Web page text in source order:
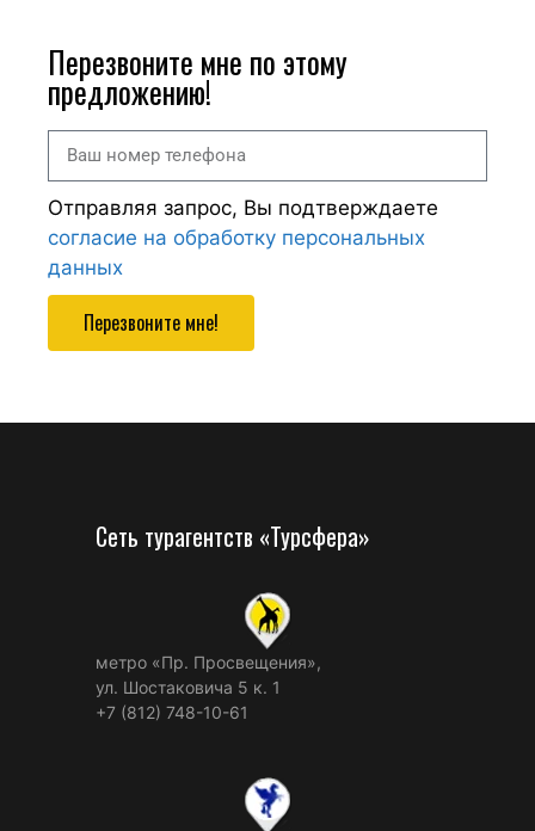
Перезвоните мне по этому
предложению!
Отправляя запрос, Вы подтверждаете
согласие на обработку персональных
данных
Перезвоните мне!
Сеть турагентств «Турсфера»
метро «Пр. Просвещения»,
ул. Шостаковича 5 к. 1
+7 (812) 748-10-61